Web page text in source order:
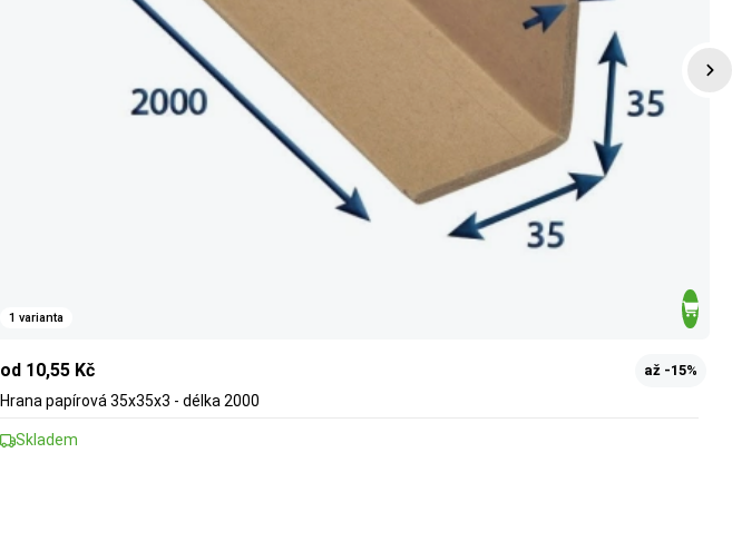
1 varianta
od 10,55 Kč až -15%
Hrana papírová 35x35x3 - délka 2000
Skladem